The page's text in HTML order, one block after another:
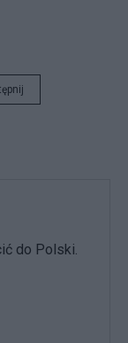
do Polski.